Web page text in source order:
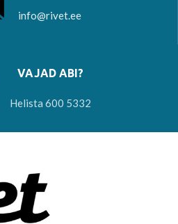
info@rivet.ee
VAJAD ABI?
Helista 600 5332